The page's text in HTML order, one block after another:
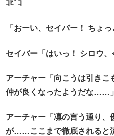
ｺﾋﾟｺ
「おーい、セイバー！ ちょっ
セイバー「はいっ！ シロウ、
アーチャー「向こうは引き
仲が良くなったようだな……」
アーチャー「凜の言う通り、
が……ここまで徹底されると